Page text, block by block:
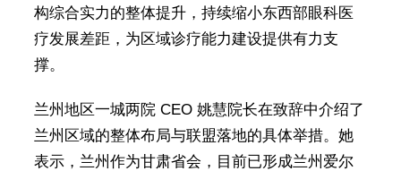
构综合实力的整体提升，持续缩小东西部眼科医
疗发展差距，为区域诊疗能力建设提供有力支
撑。
兰州地区一城两院 CEO 姚慧院长在致辞中介绍了
兰州区域的整体布局与联盟落地的具体举措。她
表示，兰州作为甘肃省会，目前已形成兰州爱尔